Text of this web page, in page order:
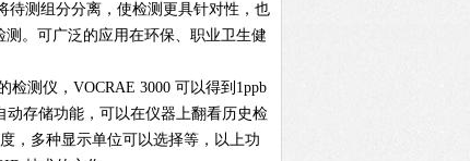
待测组分分离，使检测更具针对性，也
。可广泛的应用在环保、职业卫生健
测仪，VOCRAE 3000 可以得到1ppb
存储功能，可以在仪器上翻看历史检
，多种显示单位可以选择等，以上功